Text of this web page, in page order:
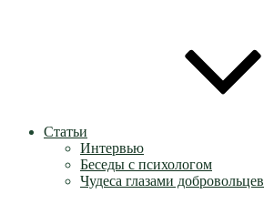
Статьи
Интервью
Беседы с психологом
Чудеса глазами добровольцев